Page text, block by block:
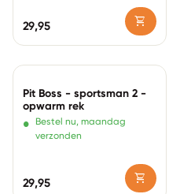
Normale prijs
29,95 shopping_cart
Pit Boss - sportsman 2 -
opwarm rek
•
Bestel nu, maandag
verzonden
Normale prijs
29,95 shopping_cart